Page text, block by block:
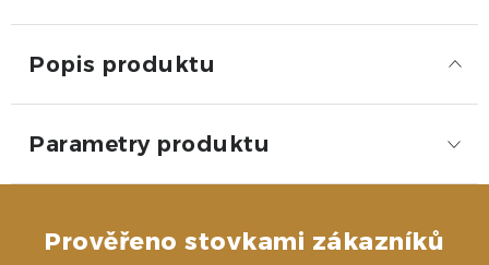
Popis produktu
Parametry produktu
Prověřeno stovkami zákazníků